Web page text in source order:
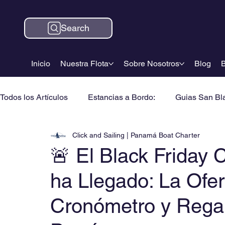
Inicio Nuestra Flota Sobre Nosotros Blog
Search
Todos los Artículos Estancias a Bordo: Guias San
🚨 El Black Friday
ha Llegado: La
Cronómetro y
Click and Sailing | Panamá Boat Charter